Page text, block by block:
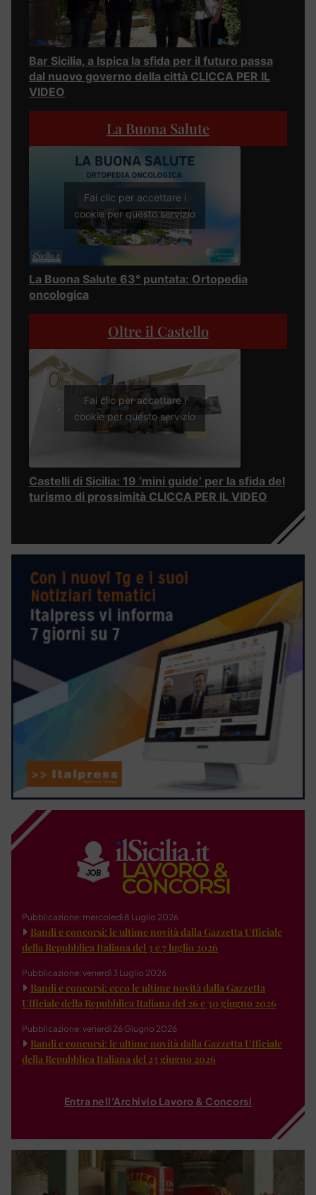
Bar Sicilia, a Ispica la sfida per il futuro passa
dal nuovo governo della città CLICCA PER IL
VIDEO
La Buona Salute
Fai clic per accettare i
cookie per questo servizio
La Buona Salute 63° puntata: Ortopedia
oncologica
Oltre il Castello
Fai clic per accettare i
cookie per questo servizio
Castelli di Sicilia: 19 ‘mini guide’ per la sfida del
turismo di prossimità CLICCA PER IL VIDEO
Pubblicazione: mercoledì 8 Luglio 2026
Bandi e concorsi: le ultime novità dalla Gazzetta Ufficiale
della Repubblica Italiana del 3 e 7 luglio 2026
Pubblicazione: venerdì 3 Luglio 2026
Bandi e concorsi: ecco le ultime novità dalla Gazzetta
Ufficiale della Repubblica Italiana del 26 e 30 giugno 2026
Pubblicazione: venerdì 26 Giugno 2026
Bandi e concorsi: le ultime novità dalla Gazzetta Ufficiale
della Repubblica Italiana del 23 giugno 2026
Entra nell'Archivio Lavoro & Concorsi